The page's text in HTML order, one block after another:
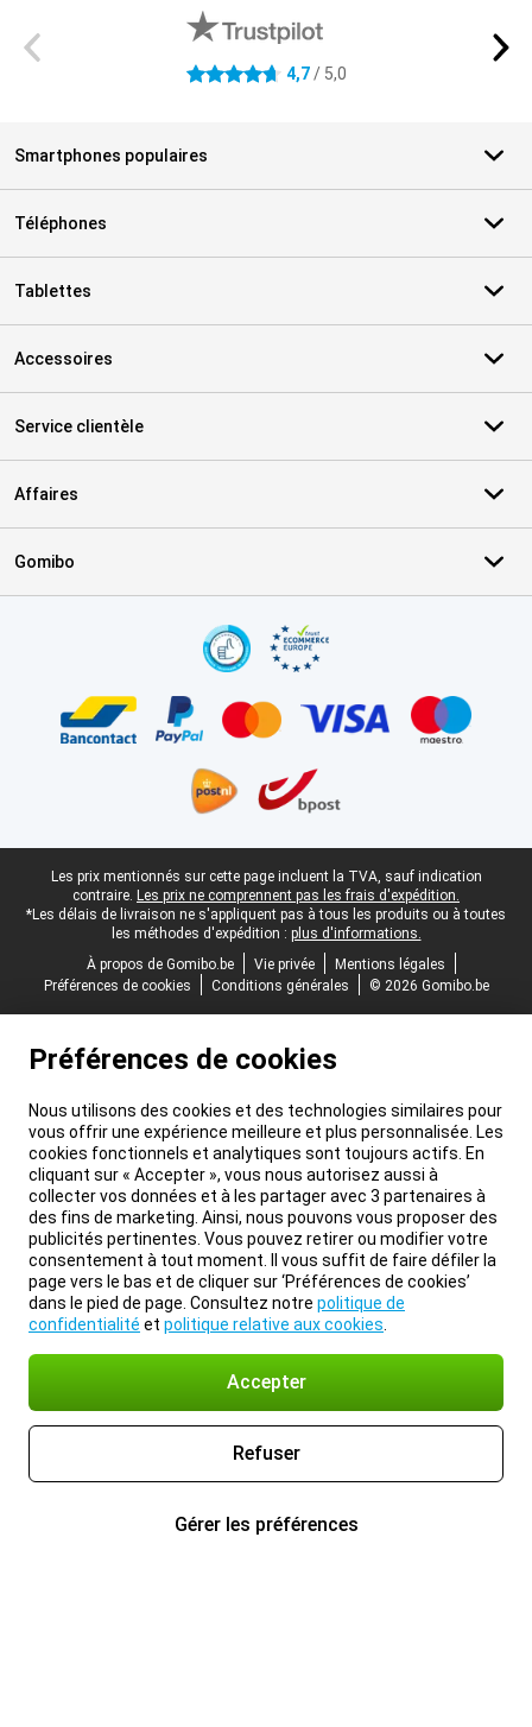
4.7 étoiles 4,7/ 5,0
Smartphones populaires
Téléphones
Tablettes
Accessoires
Service clientèle
Affaires
Gomibo
Pied-de-page légal
Les prix mentionnés sur cette page incluent la TVA, sauf indication
contraire. Les prix ne comprennent pas les frais d'expédition.
*Les délais de livraison ne s'appliquent pas à tous les produits ou à toutes
les méthodes d'expédition : plus d'informations.
À propos de Gomibo.be
Vie privée
Mentions légales
Préférences de cookies
Conditions générales © 2026 Gomibo.be
Préférences de cookies
Nous utilisons des cookies et des technologies similaires pour
vous offrir une expérience meilleure et plus personnalisée. Les
cookies fonctionnels et analytiques sont toujours actifs. En
cliquant sur « Accepter », vous nous autorisez aussi à
collecter vos données et à les partager avec 3 partenaires à
des fins de marketing. Ainsi, nous pouvons vous proposer des
publicités pertinentes. Vous pouvez retirer ou modifier votre
consentement à tout moment. Il vous suffit de faire défiler la
page vers le bas et de cliquer sur ‘Préférences de cookies’
dans le pied de page. Consultez notre politique de
confidentialité et politique relative aux cookies
Accepter
Refuser
Gérer les préférences